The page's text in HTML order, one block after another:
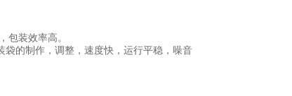
包装效率高。
的制作，调整，速度快，运行平稳，噪音